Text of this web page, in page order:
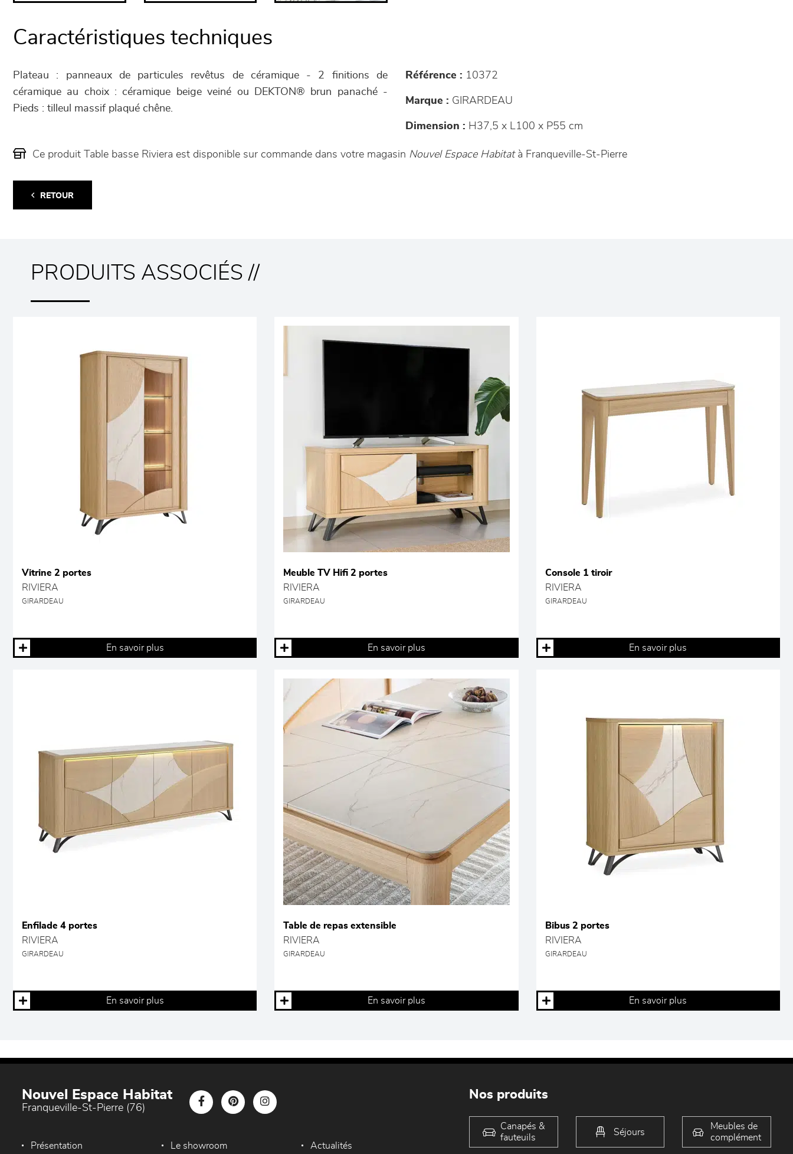
Caractéristiques techniques
Plateau : panneaux de particules revêtus de céramique - 2 finitions de
céramique au choix : céramique beige veiné ou DEKTON® brun panaché -
Pieds : tilleul massif plaqué chêne.
Référence : 10372
Marque : GIRARDEAU
Dimension : H37,5 x L100 x P55 cm
Ce produit Table basse Riviera est disponible sur commande dans votre magasin Nouvel Espace Habitatà Franqueville-St-Pierre
RETOUR
PRODUITS ASSOCIÉS //
Vitrine 2 portes
RIVIERA
GIRARDEAU
En savoir plus
Meuble TV Hifi 2 portes
RIVIERA
GIRARDEAU
En savoir plus
Console 1 tiroir
RIVIERA
GIRARDEAU
En savoir plus
Enfilade 4 portes
RIVIERA
GIRARDEAU
En savoir plus
Table de repas extensible
RIVIERA
GIRARDEAU
En savoir plus
Bibus 2 portes
RIVIERA
GIRARDEAU
En savoir plus
Nouvel Espace Habitat
Franqueville-St-Pierre (76)
Présentation Le showroom Actualités
Nos produits
Canapés &
fauteuils
Séjours
Meubles de
complément